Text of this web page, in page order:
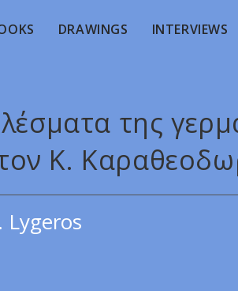
DRAWINGS INTERVIEWS
της
Κ.
Lygeros